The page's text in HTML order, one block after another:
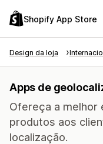
Shopify App Store
Design da loja
Apps de
Ofereça a melhor
produtos aos
localização.